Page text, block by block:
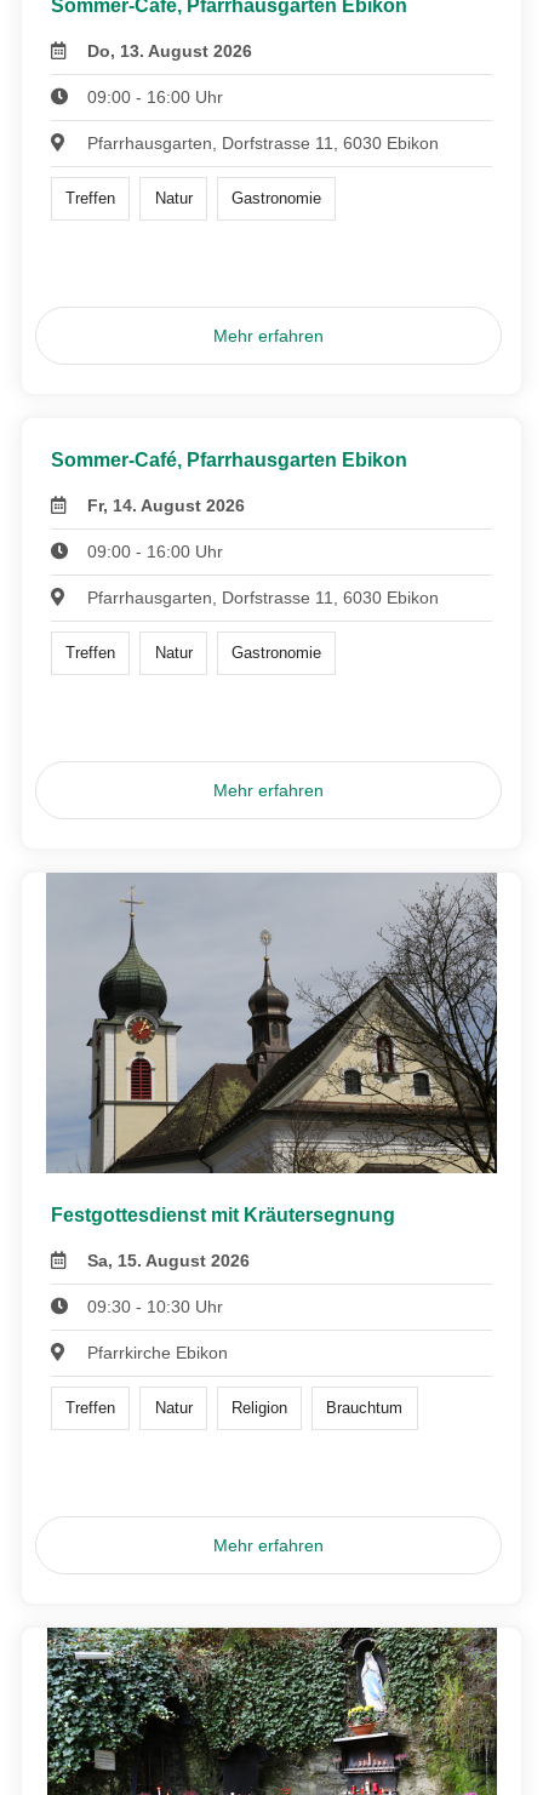
Sommer-Café, Pfarrhausgarten Ebikon
Do, 13. August 2026
09:00 - 16:00 Uhr
Pfarrhausgarten, Dorfstrasse 11, 6030 Ebikon
Treffen Natur Gastronomie
Mehr erfahren
Sommer-Café, Pfarrhausgarten Ebikon
Fr, 14. August 2026
09:00 - 16:00 Uhr
Pfarrhausgarten, Dorfstrasse 11, 6030 Ebikon
Treffen Natur Gastronomie
Mehr erfahren
Festgottesdienst mit Kräutersegnung
Sa, 15. August 2026
09:30 - 10:30 Uhr
Pfarrkirche Ebikon
Treffen Natur Religion Brauchtum
Mehr erfahren